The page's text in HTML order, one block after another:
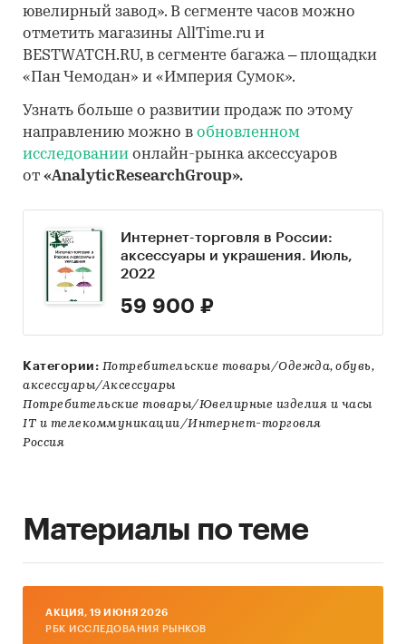
ювелирный завод». В сегменте часов можно
отметить магазины AllTime.ru и
BESTWATCH.RU, в сегменте багажа – площадки
«Пан Чемодан» и «Империя Сумок».
Узнать больше о развитии продаж по этому
направлению можно в обновленном
исследовании онлайн-рынка аксессуаров
от «AnalyticResearchGroup».
Интернет-торговля в России:
аксессуары и украшения. Июль,
2022
59 900 ₽
Категории: Потребительские товары/Одежда, обувь,
аксессуары/Аксессуары
Потребительские товары/Ювелирные изделия и часы
IT и телекоммуникации/Интернет-торговля
Россия
Материалы по теме
AКЦИЯ, 19 ИЮНЯ 2026
РБК ИССЛЕДОВАНИЯ РЫНКОВ